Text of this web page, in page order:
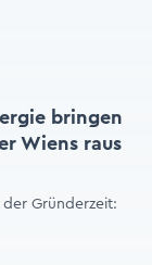
bringen
Wiens raus
der Gründerzeit: